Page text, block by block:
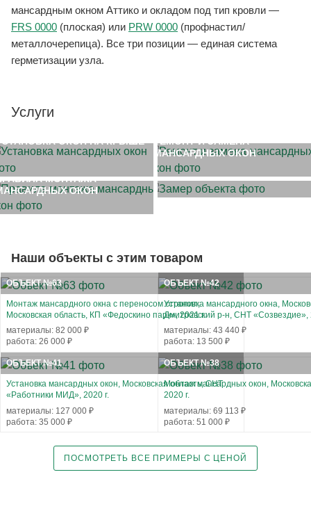
мансардным окном Аттико и окладом под тип кровли —
FRS 0000 (плоская) или PRW 0000 (профнастил/
металлочерепица). Все три позиции — единая система
герметизации узла.
Услуги
ОКОН НА КРЫШЕ
РЕМОНТ И ЗАМЕНА
МАНСАРДНЫХ ОКОН
МОНТАЖА
ОКОН
ЗАМЕР ОБЪЕКТА
Наши объекты с этим товаром
ОБЪЕКТ №63
Монтаж мансардного окна с переносом стропил,
Московская область, КП «Федоскино парк», 2021 г.
материалы: 82 000 ₽
работа: 26 000 ₽
ОБЪЕКТ №42
Установка мансардного окна,
Дмитровский р-н, СНТ «Созвездие»,
материалы: 43 440 ₽
работа: 13 500 ₽
ОБЪЕКТ №41
Установка мансардных окон, Московская область, СНТ
«Работники МИД», 2020 г.
материалы: 127 000 ₽
работа: 35 000 ₽
ОБЪЕКТ №38
Монтаж мансардных окон,
2020 г.
материалы: 69 113 ₽
работа: 51 000 ₽
ПОСМОТРЕТЬ ВСЕ ПРИМЕРЫ С ЦЕНОЙ